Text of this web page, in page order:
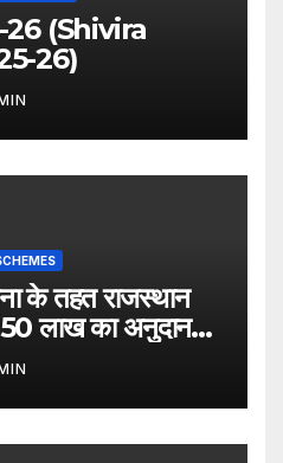
26 (Shivira
26)
के तहत राजस्थान
लाख का अनुदान